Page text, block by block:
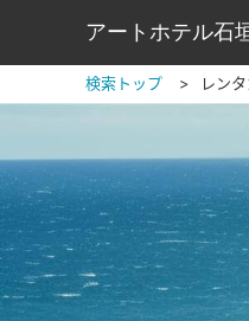
アートホテル石
検索トップ レン